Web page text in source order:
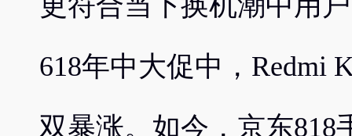
618年中大促中，Redmi
双暴涨。如今，京东818